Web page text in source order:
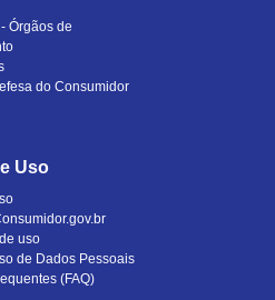
Órgãos de
do Consumidor
Uso
uso
de Dados Pessoais
(FAQ)